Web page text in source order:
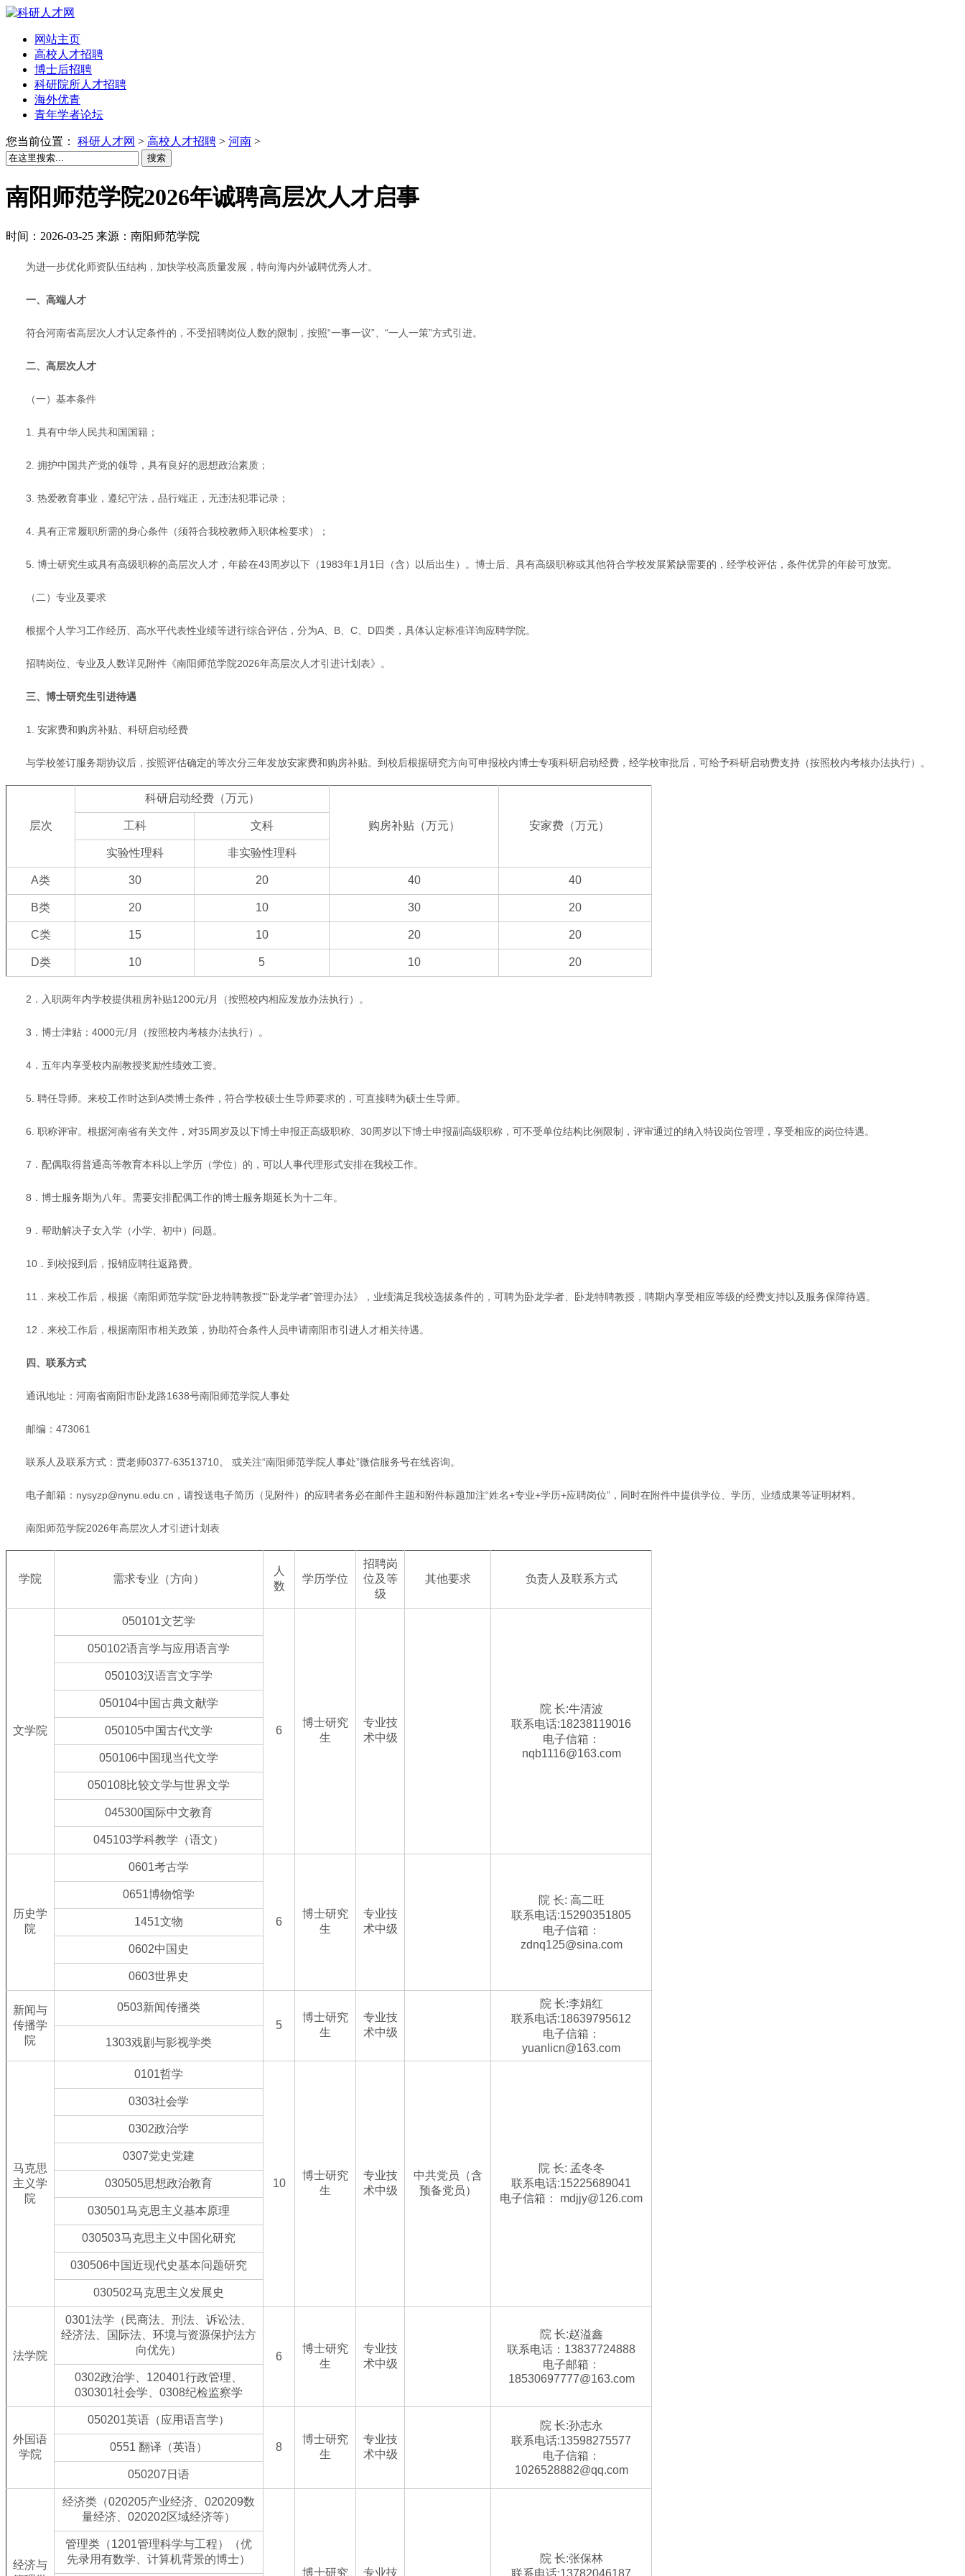
网站主页
高校人才招聘
博士后招聘
科研院所人才招聘
海外优青
青年学者论坛
您当前位置： 科研人才网 > 高校人才招聘 > 河南 >
搜索
南阳师范学院2026年诚聘高层次人才启事
时间：2026-03-25 来源：南阳师范学院
为进一步优化师资队伍结构，加快学校高质量发展，特向海内外诚聘优秀人才。
一、高端人才
符合河南省高层次人才认定条件的，不受招聘岗位人数的限制，按照“一事一议”、“一人一策”方式引进。
二、高层次人才
（一）基本条件
1. 具有中华人民共和国国籍；
2. 拥护中国共产党的领导，具有良好的思想政治素质；
3. 热爱教育事业，遵纪守法，品行端正，无违法犯罪记录；
4. 具有正常履职所需的身心条件（须符合我校教师入职体检要求）；
5. 博士研究生或具有高级职称的高层次人才，年龄在43周岁以下（1983年1月1日（含）以后出生）。博士后、具有高级职称或其他符合学校发展紧缺需要的，经学校评估，条件优异的年龄可放宽。
（二）专业及要求
根据个人学习工作经历、高水平代表性业绩等进行综合评估，分为A、B、C、D四类，具体认定标准详询应聘学院。
招聘岗位、专业及人数详见附件《南阳师范学院2026年高层次人才引进计划表》。
三、博士研究生引进待遇
1. 安家费和购房补贴、科研启动经费
与学校签订服务期协议后，按照评估确定的等次分三年发放安家费和购房补贴。到校后根据研究方向可申报校内博士专项科研启动经费，经学校审批后，可给予科研启动费支持（按照校内考核办法执行）。
层次
科研启动经费（万元）
购房补贴（万元） 安家费（万元）
工科 文科
实验性理科 非实验性理科
A类 30 20 40 40
B类 20 10 30 20
C类 15 10 20 20
D类 10 5 10 20
2．入职两年内学校提供租房补贴1200元/月（按照校内相应发放办法执行）。
3．博士津贴：4000元/月（按照校内考核办法执行）。
4．五年内享受校内副教授奖励性绩效工资。
5. 聘任导师。来校工作时达到A类博士条件，符合学校硕士生导师要求的，可直接聘为硕士生导师。
6. 职称评审。根据河南省有关文件，对35周岁及以下博士申报正高级职称、30周岁以下博士申报副高级职称，可不受单位结构比例限制，评审通过的纳入特设岗位管理，享受相应的岗位待遇。
7．配偶取得普通高等教育本科以上学历（学位）的，可以人事代理形式安排在我校工作。
8．博士服务期为八年。需要安排配偶工作的博士服务期延长为十二年。
9．帮助解决子女入学（小学、初中）问题。
10．到校报到后，报销应聘往返路费。
11．来校工作后，根据《南阳师范学院“卧龙特聘教授”“卧龙学者”管理办法》，业绩满足我校选拔条件的，可聘为卧龙学者、卧龙特聘教授，聘期内享受相应等级的经费支持以及服务保障待遇。
12．来校工作后，根据南阳市相关政策，协助符合条件人员申请南阳市引进人才相关待遇。
四、联系方式
通讯地址：河南省南阳市卧龙路1638号南阳师范学院人事处
邮编：473061
联系人及联系方式：贾老师0377-63513710。 或关注“南阳师范学院人事处”微信服务号在线咨询。
电子邮箱：nysyzp@nynu.edu.cn，请投送电子简历（见附件）的应聘者务必在邮件主题和附件标题加注“姓名+专业+学历+应聘岗位”，同时在附件中提供学位、学历、业绩成果等证明材料。
南阳师范学院2026年高层次人才引进计划表
学院 需求专业（方向）
人
数
学历学位
招聘岗
位及等
级
其他要求 负责人及联系方式
文学院
050101文艺学
6
博士研究
生
专业技
术中级
院 长:牛清波
联系电话:18238119016
电子信箱：
nqb1116@163.com
050102语言学与应用语言学
050103汉语言文字学
050104中国古典文献学
050105中国古代文学
050106中国现当代文学
050108比较文学与世界文学
045300国际中文教育
045103学科教学（语文）
历史学
院
0601考古学
6
博士研究
生
专业技
术中级
院 长: 高二旺
联系电话:15290351805
电子信箱：
zdnq125@sina.com
0651博物馆学
1451文物
0602中国史
0603世界史
新闻与
传播学
院
0503新闻传播类
5
博士研究
生
专业技
术中级
院 长:李娟红
联系电话:18639795612
电子信箱：
yuanlicn@163.com
1303戏剧与影视学类
马克思
主义学
院
0101哲学
10
博士研究
生
专业技
术中级
中共党员（含
预备党员）
院 长: 孟冬冬
联系电话:15225689041
电子信箱： mdjjy@126.com
0303社会学
0302政治学
0307党史党建
030505思想政治教育
030501马克思主义基本原理
030503马克思主义中国化研究
030506中国近现代史基本问题研究
030502马克思主义发展史
法学院
0301法学（民商法、刑法、诉讼法、
经济法、国际法、环境与资源保护法方
向优先）
6
博士研究
生
专业技
术中级
院 长:赵溢鑫
联系电话：13837724888
电子邮箱：
18530697777@163.com
0302政治学、120401行政管理、
030301社会学、0308纪检监察学
外国语
学院
050201英语（应用语言学）
8
博士研究
生
专业技
术中级
院 长:孙志永
联系电话:13598275577
电子信箱：
1026528882@qq.com
0551 翻译（英语）
050207日语
经济与
经济类（020205产业经济、020209数
量经济、020202区域经济等）
博士研究 专业技
院 长:张保林
联系电话:13782046187
管理类（1201管理科学与工程）（优
先录用有数学、计算机背景的博士）